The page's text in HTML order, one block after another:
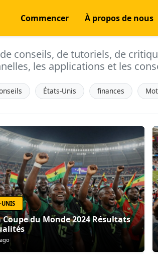
Commencer À propos de nous
conseils, de tutoriels, de
les applications et les
États-Unis finances
UNIS
Coupe du Monde 2024 Résultats